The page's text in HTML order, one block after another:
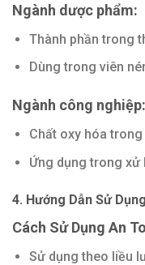
Ngành dược phẩm:
Thành phần trong
Dùng trong viên
Ngành công nghiệp:
Chất oxy hóa
Ứng dụng trong xử
4. Hướng Dẫn Sử
Cách Sử Dụng An
Sử dụng theo liều